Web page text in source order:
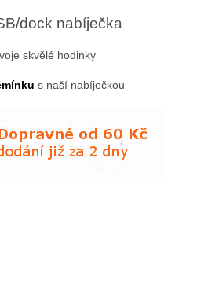
dock nabíječka
skvělé hodinky
s naší nabíječkou